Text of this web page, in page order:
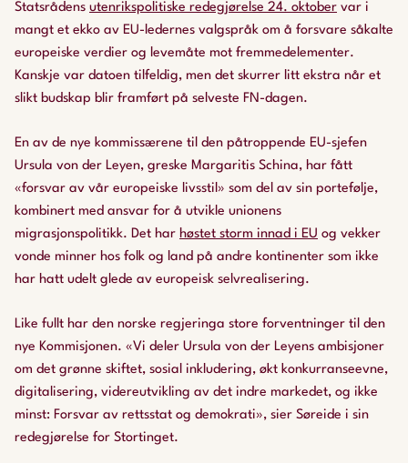
Statsrådens utenrikspolitiske redegjørelse 24. oktober var i
mangt et ekko av EU-ledernes valgspråk om å forsvare såkalte
europeiske verdier og levemåte mot fremmedelementer.
Kanskje var datoen tilfeldig, men det skurrer litt ekstra når et
slikt budskap blir framført på selveste FN-dagen.
En av de nye kommissærene til den påtroppende EU-sjefen
Ursula von der Leyen, greske Margaritis Schina, har fått
«forsvar av vår europeiske livsstil» som del av sin portefølje,
kombinert med ansvar for å utvikle unionens
migrasjonspolitikk. Det har høstet storm innad i EU og vekker
vonde minner hos folk og land på andre kontinenter som ikke
har hatt udelt glede av europeisk selvrealisering.
Like fullt har den norske regjeringa store forventninger til den
nye Kommisjonen. «Vi deler Ursula von der Leyens ambisjoner
om det grønne skiftet, sosial inkludering, økt konkurranseevne,
digitalisering, videreutvikling av det indre markedet, og ikke
minst: Forsvar av rettsstat og demokrati», sier Søreide i sin
redegjørelse for Stortinget.